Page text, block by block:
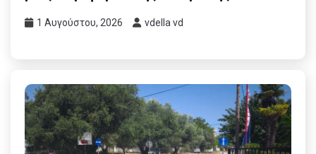
1 Αυγούστου, 2026 vdella vd